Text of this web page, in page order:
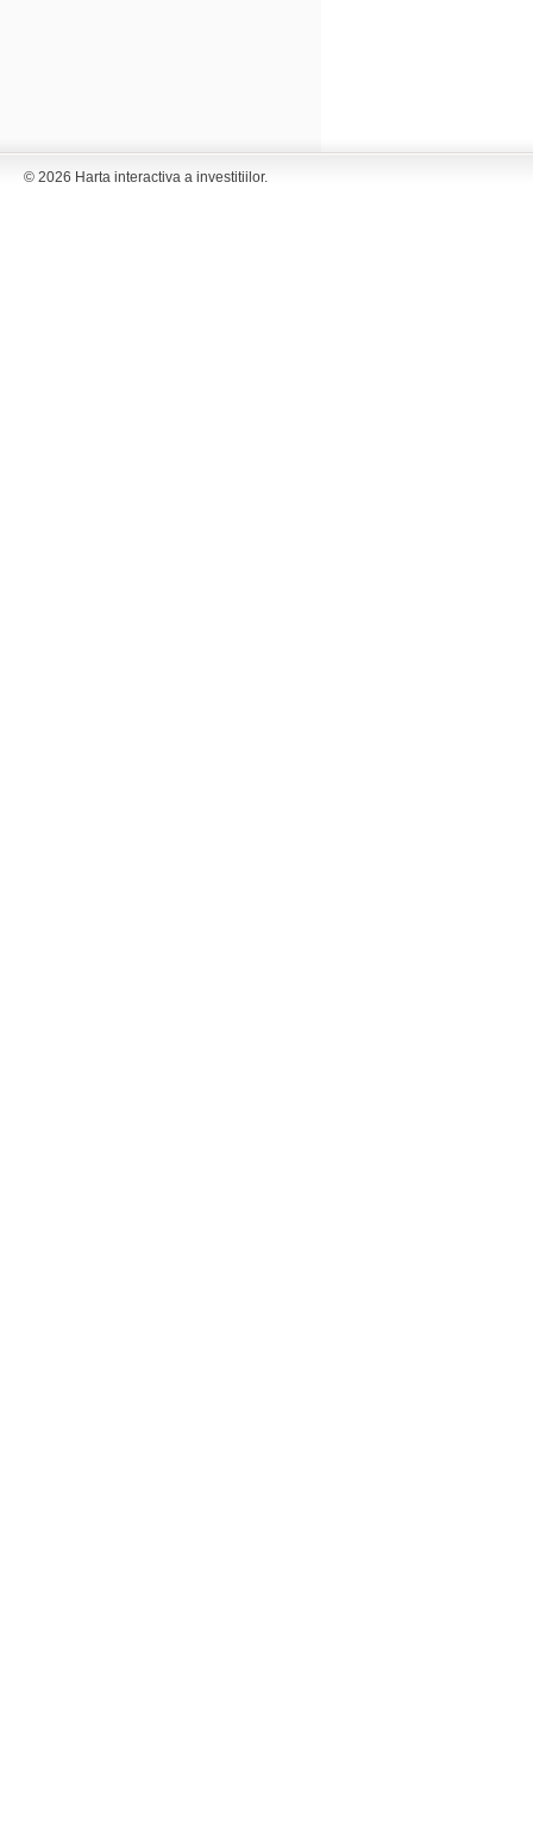
© 2026 Harta interactiva a investitiilor.